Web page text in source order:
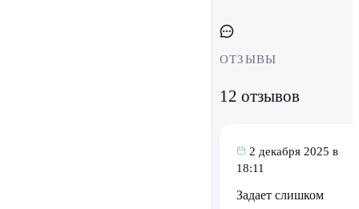
ОТЗЫВЫ
12 отзывов
2 декабря 2025 в
18:11
Задает слишком